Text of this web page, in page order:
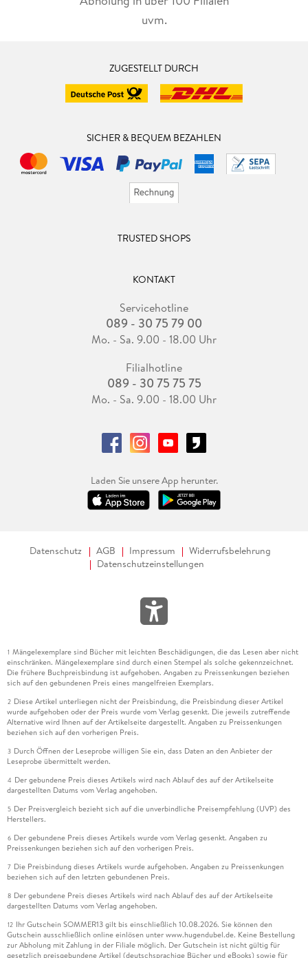
uvm.
ZUGESTELLT DURCH
SICHER & BEQUEM BEZAHLEN
TRUSTED SHOPS
KONTAKT
Servicehotline
089 - 30 75 79 00
Mo. - Sa. 9.00 - 18.00 Uhr
Filialhotline
089 - 30 75 75 75
Mo. - Sa. 9.00 - 18.00 Uhr
Laden Sie unsere App herunter.
Datenschutz AGB Impressum
Widerrufsbelehrung
Datenschutzeinstellungen
1 Mängelexemplare sind Bücher mit leichten Beschädigungen, die das Lesen aber nicht
einschränken. Mängelexemplare sind durch einen Stempel als solche gekennzeichnet.
Die frühere Buchpreisbindung ist aufgehoben. Angaben zu Preissenkungen beziehen
sich auf den gebundenen Preis eines mangelfreien Exemplars.
2 Diese Artikel unterliegen nicht der Preisbindung, die Preisbindung dieser Artikel
wurde aufgehoben oder der Preis wurde vom Verlag gesenkt. Die jeweils zutreffende
Alternative wird Ihnen auf der Artikelseite dargestellt. Angaben zu Preissenkungen
beziehen sich auf den vorherigen Preis.
3 Durch Öffnen der Leseprobe willigen Sie ein, dass Daten an den Anbieter der
Leseprobe übermittelt werden.
4 Der gebundene Preis dieses Artikels wird nach Ablauf des auf der Artikelseite
dargestellten Datums vom Verlag angehoben.
5 Der Preisvergleich bezieht sich auf die unverbindliche Preisempfehlung (UVP) des
Herstellers.
6 Der gebundene Preis dieses Artikels wurde vom Verlag gesenkt. Angaben zu
Preissenkungen beziehen sich auf den vorherigen Preis.
7 Die Preisbindung dieses Artikels wurde aufgehoben. Angaben zu Preissenkungen
beziehen sich auf den letzten gebundenen Preis.
8 Der gebundene Preis dieses Artikels wird nach Ablauf des auf der Artikelseite
dargestellten Datums vom Verlag angehoben.
12 Ihr Gutschein SOMMER13 gilt bis einschließlich 10.08.2026. Sie können den
Gutschein ausschließlich online einlösen unter www.hugendubel.de. Keine Bestellung
zur Abholung mit Zahlung in der Filiale möglich. Der Gutschein ist nicht gültig für
gesetzlich preisgebundene Artikel (deutschsprachige Bücher und eBooks) sowie für